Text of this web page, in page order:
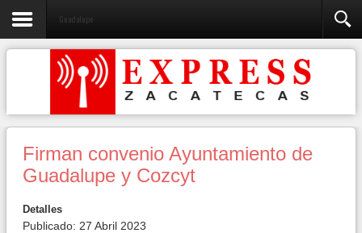
Guadalupe
Firman convenio Ayuntamiento de
Guadalupe y Cozcyt
Detalles
Publicado: 27 Abril 2023